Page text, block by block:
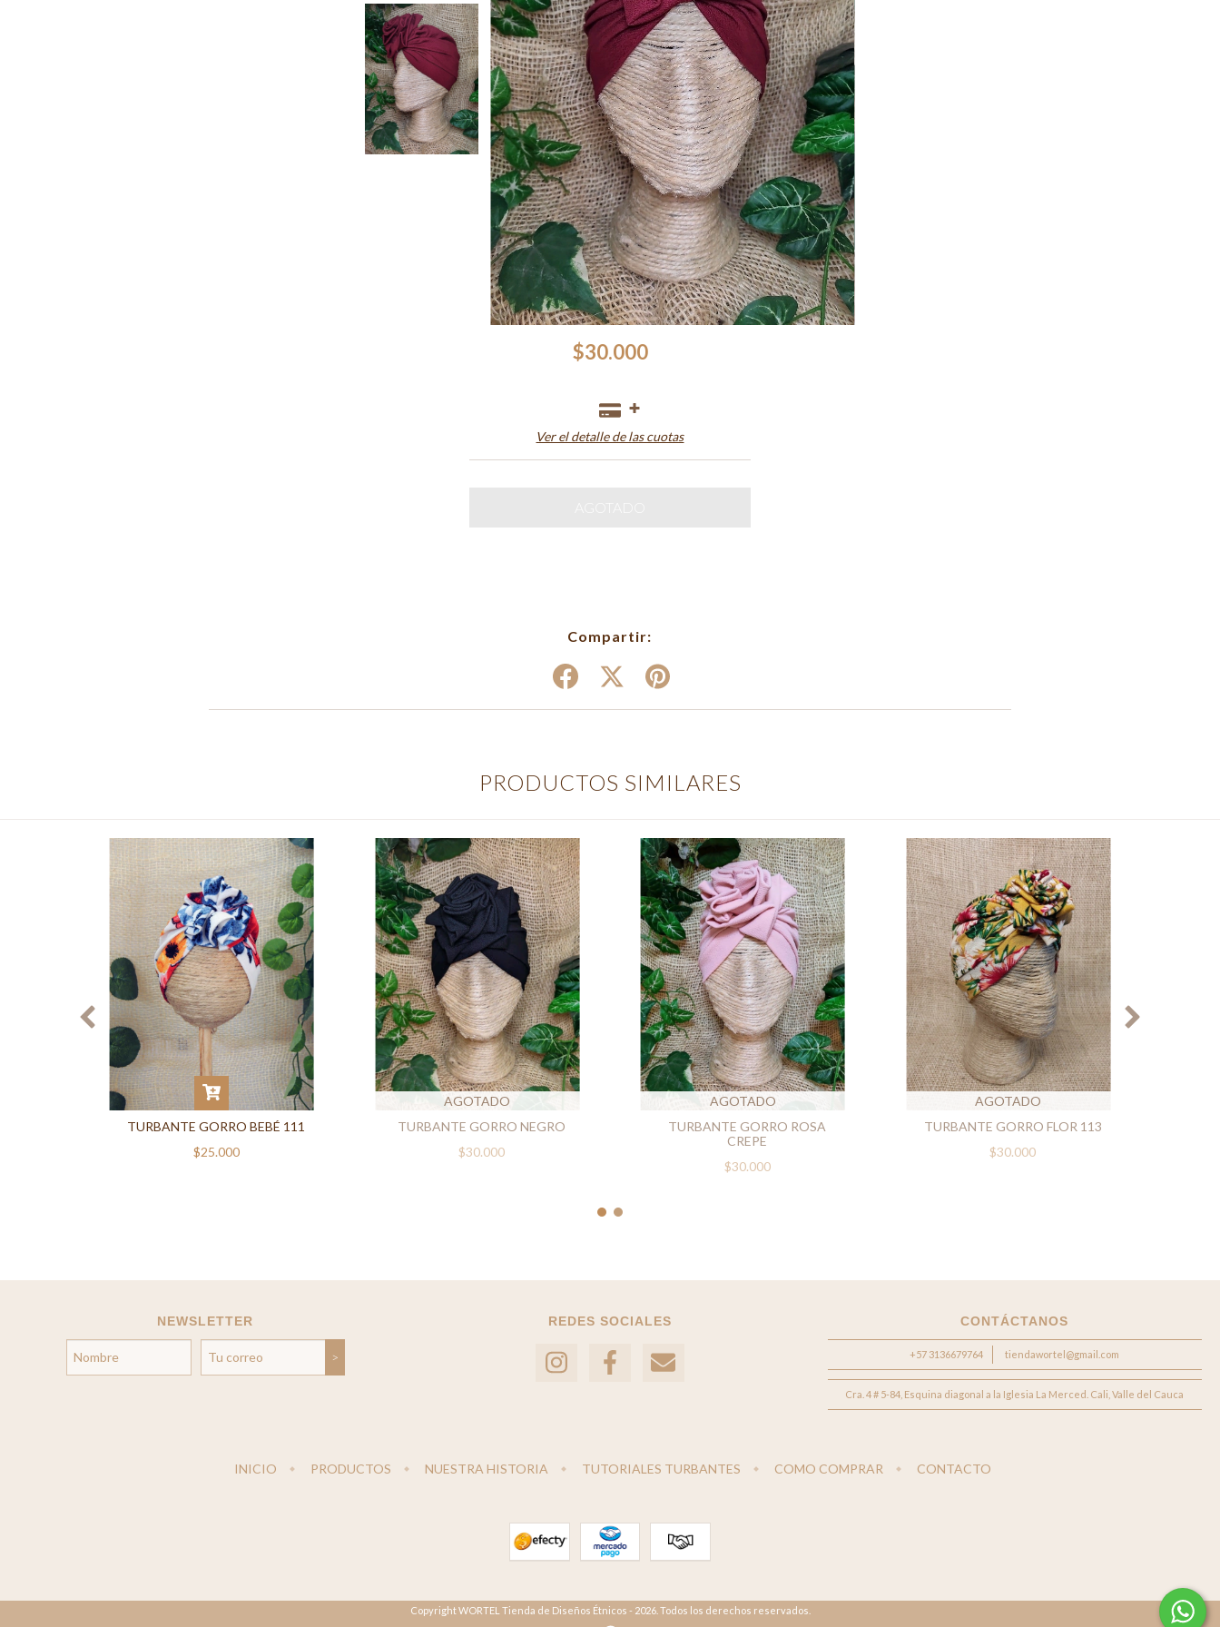
$30.000
Ver el detalle de las cuotas
Compartir:
PRODUCTOS SIMILARES
TURBANTE GORRO BEBÉ 111
$25.000
AGOTADO
TURBANTE GORRO NEGRO
$30.000
AGOTADO
TURBANTE GORRO ROSA
CREPE
$30.000
AGOTADO
TURBANTE GORRO FLOR 113
$30.000
NEWSLETTER REDES SOCIALES CONTÁCTANOS
+57 3136679764 tiendawortel@gmail.com
Cra. 4 # 5-84, Esquina diagonal a la Iglesia La Merced. Cali, Valle del Cauca
INICIO PRODUCTOS NUESTRA HISTORIA TUTORIALES TURBANTES COMO COMPRAR CONTACTO
Copyright WORTEL Tienda de Diseños Étnicos - 2026. Todos los derechos reservados.